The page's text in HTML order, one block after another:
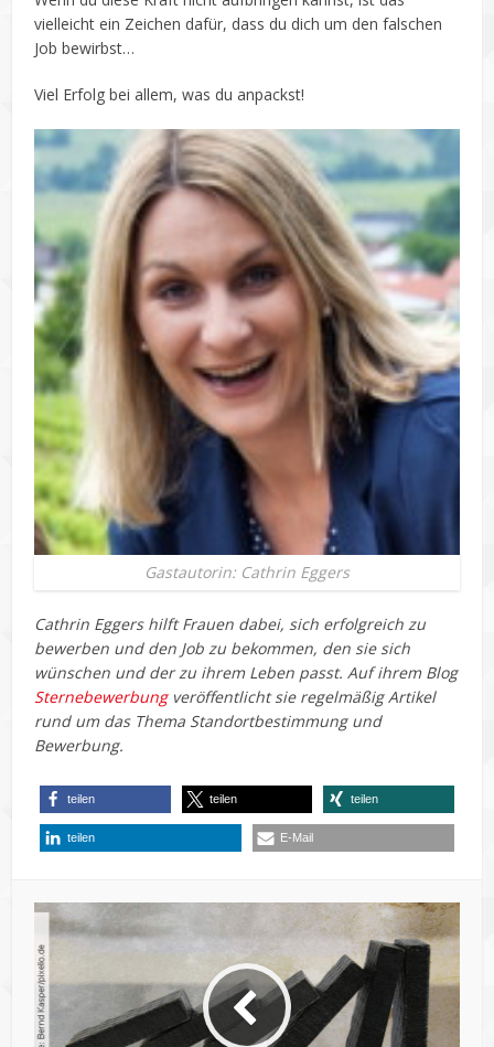
vielleicht ein Zeichen dafür, dass du dich um den falschen
Job bewirbst…
Viel Erfolg bei allem, was du anpackst!
Gastautorin: Cathrin Eggers
Cathrin Eggers hilft Frauen dabei, sich erfolgreich zu
bewerben und den Job zu bekommen, den sie sich
wünschen und der zu ihrem Leben passt. Auf ihrem Blog
Sternebewerbungveröffentlicht sie regelmäßig Artikel
rund um das Thema Standortbestimmung und
Bewerbung.
teilen teilen teilen
teilen E-Mail